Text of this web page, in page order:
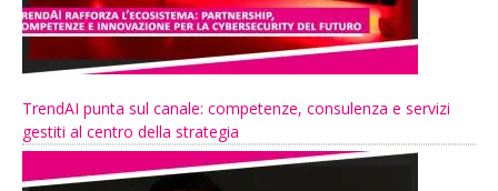
TrendAI punta sul canale: competenze, consulenza e servizi
gestiti al centro della strategia